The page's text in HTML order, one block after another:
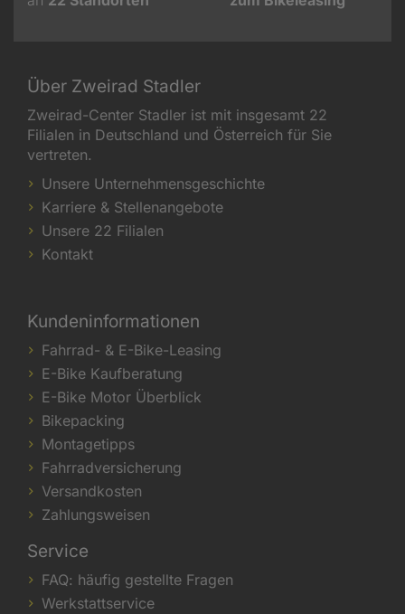
Über Zweirad Stadler
Zweirad-Center Stadler ist mit insgesamt 22
Filialen in Deutschland und Österreich für Sie
vertreten.
Unsere Unternehmensgeschichte
Karriere & Stellenangebote
Unsere 22 Filialen
Kontakt
Kundeninformationen
Fahrrad- & E-Bike-Leasing
E-Bike Kaufberatung
E-Bike Motor Überblick
Bikepacking
Montagetipps
Fahrradversicherung
Versandkosten
Zahlungsweisen
Service
FAQ: häufig gestellte Fragen
Werkstattservice